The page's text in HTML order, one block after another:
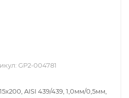
GP2-004781
AISI 439/439, 1,0мм/0,5мм,